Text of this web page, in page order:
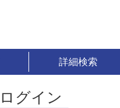
詳細検索
ログイン